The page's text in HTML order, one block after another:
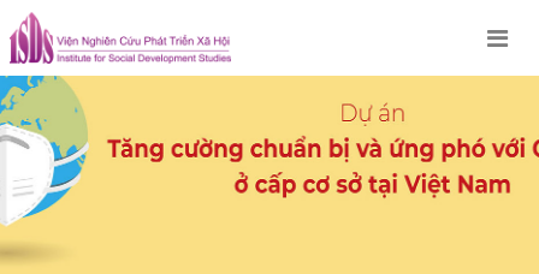
Skip
to
content